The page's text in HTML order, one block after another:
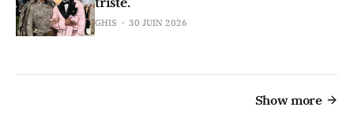
GHIS 30 JUIN 2026
Show more